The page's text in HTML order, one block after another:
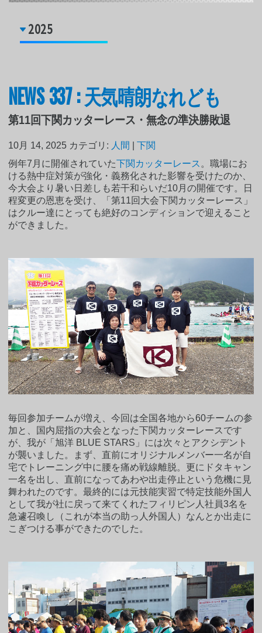
2025
NEWS 337 : 天気晴朗なれども
第11回下関カッターレース・無念の準決勝敗退
10月 14, 2025 カテゴリ: 人間 |下関
例年7月に開催されていた下関カッターレース 。職場にお
ける熱中症対策が強化・義務化された影響を受けたのか、
今大会より暑い日差しも若干和らいだ10月の開催です。日
程変更の恩恵を受け、「第11回大会下関カッターレース」
はクルー達にとっても絶好のコンディションで迎えること
ができました。
毎回参加チームが増え、今回は全国各地から60チームの参
加と、国内屈指の大会となった下関カッターレースです
が、我が「旭洋 BLUE STARS」には次々とアクシデント
が襲いました。まず、直前にオリジナルメンバー一名が自
宅でトレーニング中に腰を痛め戦線離脱。更にドタキャン
一名を出し、直前になってあわや出走停止という危機に見
舞われたのです。最終的には元技能実習で特定技能外国人
として我が社に戻って来てくれたフィリピン人社員3名を
急遽召喚し（これが本当の助っ人外国人）なんとか出走に
こぎつける事ができたのでした。